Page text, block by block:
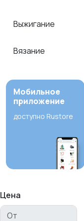
Выжигание
Вязание
Мобильное
приложение
доступно Rustore
Цена